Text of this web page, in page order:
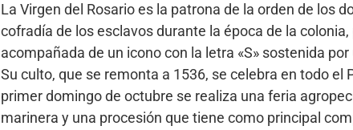
La Virgen del Rosario es la patrona de la orden de los
cofradía de los esclavos durante la época de la
acompañada de un icono con la letra «S» sostenida
Su culto, que se remonta a 1536, se celebra en todo el
primer domingo de octubre se realiza una feria
marinera y una procesión que tiene como principal